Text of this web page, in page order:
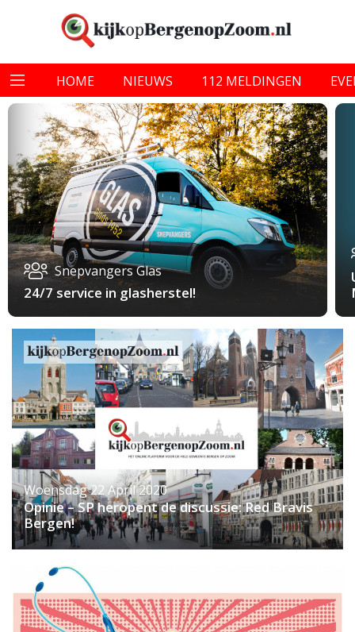
HOME NIEUWS 112 MELDINGEN
Snepvangers Glas
24/7 service in glasherstel!
Woensdag 22 April 2020
Opinie – SP heropent de discussie: Red Bravis
Bergen!